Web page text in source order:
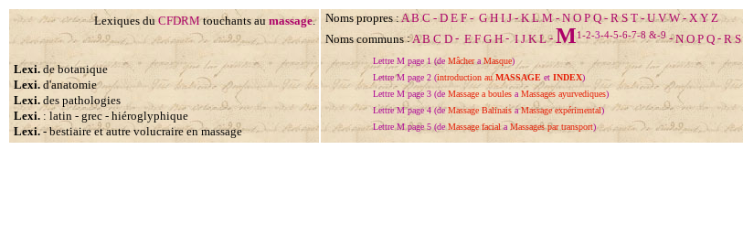
Lexiques du CFDRMtouchants au massage.
Lexi.de botanique
Lexi.d'anatomie
Lexi.des pathologies
Lexi. : latin- grec- hiéroglyphique
Lexi.- bestiaire et autre volucraire en massage
Noms propres:A B C -D E F- G H I J-K L M-N O P Q- R S T-U V W-X Y Z
Noms communs:A B C D- E F G H-I J K L-M1-2-3-4-5-6-7-8 &-9-N O P Q- R S
Lettre M page 1 (deMâcheraMasque)
Lettre M page 2 (introduction auMASSAGE etINDEX)
Lettre M page 3 (deMassage a boules aMassages ayurvediques)
Lettre M page 4 (deMassage BalinaisaMassage expérimental)
Lettre M page 5 (deMassage facialaMassages par transport)